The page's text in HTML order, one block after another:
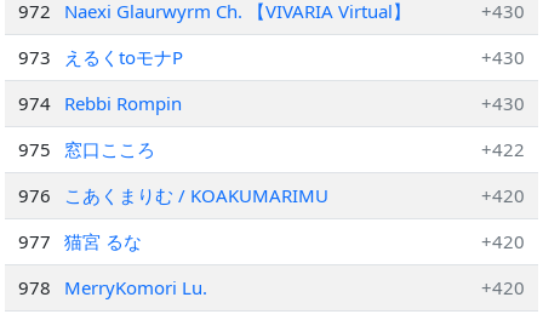
972
Naexi Glaurwyrm Ch. 【VIVARIA Virtual】
+430
973
えるくtoモナP
+430
974 Rebbi Rompin
+430
975
窓口こころ
+422
976
こあくまりむ / KOAKUMARIMU
+420
977
猫宮 るな
+420
978
MerryKomori Lu.
+420